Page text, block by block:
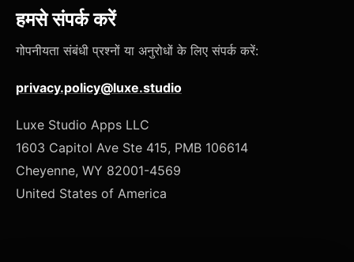
हमसे संपर्क करें
गोपनीयता संबंधी प्रश्नों या अनुरोधों के लिए संपर्क करें:
privacy.policy@luxe.studio
Luxe Studio Apps LLC
1603 Capitol Ave Ste 415, PMB 106614
Cheyenne, WY 82001-4569
United States of America